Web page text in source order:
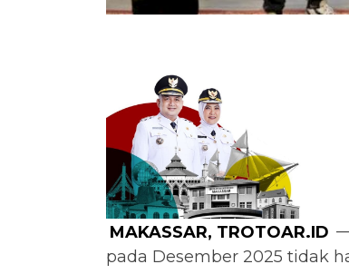
MAKASSAR, TROTOAR.ID
pada Desember 2025 tidak